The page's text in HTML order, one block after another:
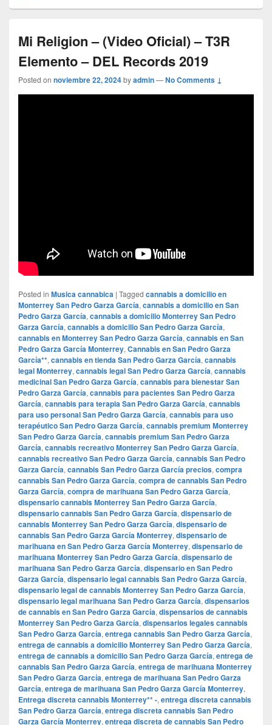
Mi Religion – (Video Oficial) – T3R
Elemento – DEL Records 2019
Posted on noviembre 22, 2024byadmin—No Comments ↓
Posted in Musica cannabica | Tagged cannabis a domicilio en
Monterrey San Pedro Garza García, cannabis a domicilio en San
Pedro Garza García, cannabis a domicilio Monterrey San Pedro
Garza García, cannabis a domicilio San Pedro Garza García,
cannabis en Monterrey San Pedro Garza García, cannabis en San
Pedro Garza García Monterrey, Cannabis en San Pedro Garza
García**, cannabis en tienda San Pedro Garza García, cannabis
legal Monterrey, cannabis legal San Pedro Garza García, cannabis
medicinal San Pedro Garza García, cannabis para bienestar San
Pedro Garza García, cannabis para pacientes San Pedro Garza
García, cannabis para terapia San Pedro Garza García, cannabis
para uso personal San Pedro Garza García, cannabis para uso
terapéutico San Pedro Garza García, cannabis premium Monterrey
San Pedro Garza García, cannabis premium San Pedro Garza
García, cannabis recreativo Monterrey San Pedro Garza García,
cannabis recreativo San Pedro Garza García, cannabis San Pedro
Garza García, cannabis San Pedro Garza García precios, compra
cannabis San Pedro Garza García, compra de cannabis San Pedro
Garza García, compra de marihuana San Pedro Garza García,
dispensario cannabis Monterrey San Pedro Garza García,
dispensario cannabis San Pedro Garza García, dispensario de
cannabis Monterrey San Pedro Garza García, dispensario de
cannabis San Pedro Garza García Monterrey, dispensario de
marihuana en San Pedro Garza García Monterrey, dispensario de
marihuana Monterrey San Pedro Garza García, dispensario de
marihuana San Pedro Garza García, dispensario en San Pedro
Garza García, dispensario legal cannabis San Pedro Garza García,
dispensario legal de cannabis Monterrey San Pedro Garza García,
dispensario legal marihuana San Pedro Garza García, dispensarios
de cannabis en San Pedro Garza García, dispensarios de cannabis
Monterrey San Pedro Garza García, dispensarios legales cannabis
San Pedro Garza García, entrega cannabis San Pedro Garza García,
entrega de cannabis a domicilio Monterrey San Pedro Garza García,
entrega de cannabis a domicilio San Pedro Garza García, entrega de
cannabis San Pedro Garza García, entrega de marihuana Monterrey
San Pedro Garza García, entrega de marihuana San Pedro Garza
García, entrega de marihuana San Pedro Garza García Monterrey,
Entrega discreta cannabis Monterrey** -, entrega discreta cannabis
San Pedro Garza García, entrega discreta cannabis San Pedro
Garza García Monterrey, entrega discreta de cannabis San Pedro